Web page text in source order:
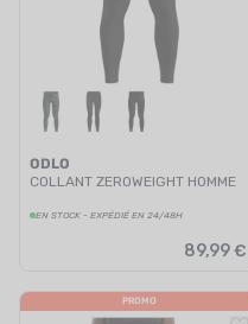
ODLO
COLLANT ZEROWEIGHT HOMME
EN STOCK - EXPÉDIÉ EN 24/48H
89,99 €
PROMO